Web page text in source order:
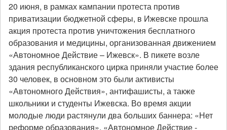
20 июня, в рамках кампании протеста против
приватизации бюджетной сферы, в Ижевске прошла
акция протеста против уничтожения бесплатного
образования и медицины, организованная движением
«Автономное Действие – Ижевск». В пикете возле
здания республиканского цирка приняли участие более
30 человек, в основном это были активисты
«Автономного Действия», антифашисты, а также
школьники и студенты Ижевска. Во время акции
молодые люди растянули два больших баннера: «Нет
реформе образования», «Автономное Действие -